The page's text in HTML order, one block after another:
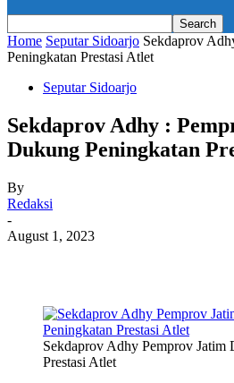
Home Seputar Sidoarjo Sekdaprov
Peningkatan Prestasi Atlet
Seputar Sidoarjo
Sekdaprov Adhy :
Dukung Peningkatan
By
Redaksi
-
August 1, 2023
Sekdaprov Adhy Pemprov Jatim
Prestasi Atlet